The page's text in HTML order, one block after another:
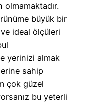
olmamaktadır.
büyük bir
ideal ölçüleri
yerinizi almak
sahip
çok güzel
bu yeterli